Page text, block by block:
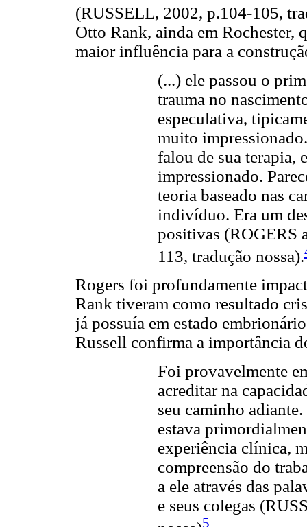
(RUSSELL, 2002, p.104-105,
Otto Rank, ainda em Rochester,
maior influência para a
(...) ele passou o
trauma no
especulativa,
muito
falou de sua terapia,
impressionado.
teoria baseado nas
indivíduo. Era um
positivas (ROGERS
113, tradução nossa).
Rogers foi profundamente
Rank tiveram como resultado
já possuía em estado
Russell confirma a importância
Foi provavelmente
acreditar na
seu caminho adiante.
estava
experiência clínica,
compreensão do
a ele através das
e seus colegas
5